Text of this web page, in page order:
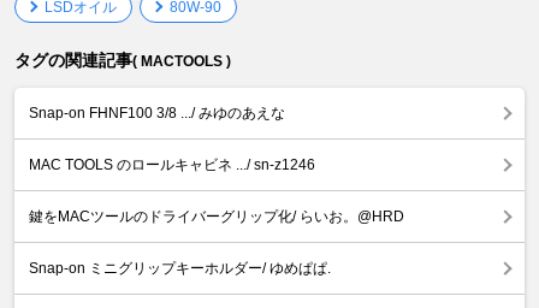
LSDオイル 80W-90
タグの関連記事( MACTOOLS )
Snap-on FHNF100 3/8 .../ みゆのあえな
MAC TOOLS のロールキャビネ .../ sn-z1246
鍵をMACツールのドライバーグリップ化/ らいお。@HRD
Snap-on ミニグリップキーホルダー/ ゆめぱぱ.